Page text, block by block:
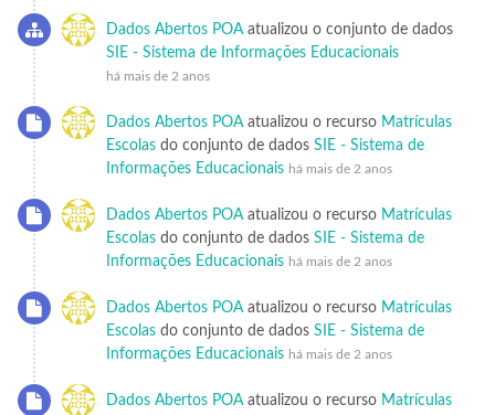
Dados Abertos POAatualizou o conjunto de dados
SIE - Sistema de Informações Educacionais
há mais de 2 anos
Dados Abertos POAatualizou o recurso Matrículas
Escolas do conjunto de dados SIE - Sistema de
Informações Educacionais há mais de 2 anos
Dados Abertos POAatualizou o recurso Matrículas
Escolas do conjunto de dados SIE - Sistema de
Informações Educacionais há mais de 2 anos
Dados Abertos POAatualizou o recurso Matrículas
Escolas do conjunto de dados SIE - Sistema de
Informações Educacionais há mais de 2 anos
Dados Abertos POAatualizou o recurso Matrículas